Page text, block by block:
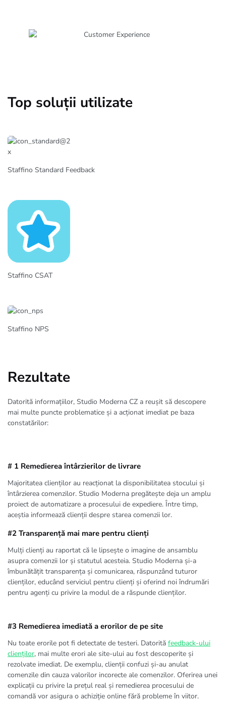
Top soluții utilizate
Staffino Standard Feedback
Staffino CSAT
Staffino NPS
Rezultate
Datorită informațiilor, Studio Moderna CZ a reușit să descopere
mai multe puncte problematice și a acționat imediat pe baza
constatărilor:
# 1 Remedierea întârzierilor de livrare
Majoritatea clienților au reacționat la disponibilitatea stocului și
întârzierea comenzilor. Studio Moderna pregătește deja un amplu
proiect de automatizare a procesului de expediere. Între timp,
aceștia informează clienții despre starea comenzii lor.
#2 Transparență mai mare pentru clienți
Mulți clienți au raportat că le lipsește o imagine de ansamblu
asupra comenzii lor și statutul acesteia. Studio Moderna și-a
îmbunătățit transparența și comunicarea, răspunzând tuturor
clienților, educând serviciul pentru clienți și oferind noi îndrumări
pentru agenți cu privire la modul de a răspunde clienților.
#3 Remedierea imediată a erorilor de pe site
Nu toate erorile pot fi detectate de testeri. Datorită feedback-ului
clienților, mai multe erori ale site-ului au fost descoperite și
rezolvate imediat. De exemplu, clienții confuzi și-au anulat
comenzile din cauza valorilor incorecte ale comenzilor. Oferirea unei
explicații cu privire la prețul real și remedierea procesului de
comandă vor asigura o achiziție online fără probleme în viitor.